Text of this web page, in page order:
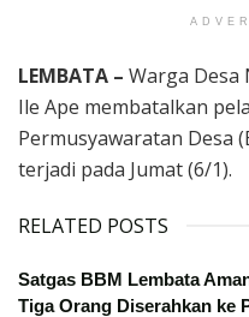
LEMBATA – Warga Desa
Ile Ape membatalkan
Permusyawaratan Desa
terjadi pada Jumat (6/1).
RELATED POSTS
Satgas BBM Lembata
Tiga Orang Diserahkan ke